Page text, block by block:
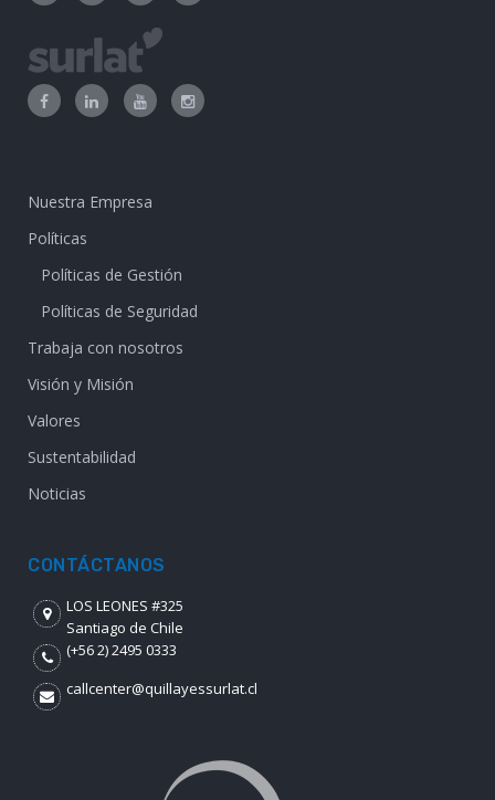
Nuestra Empresa
Políticas
Políticas de Gestión
Políticas de Seguridad
Trabaja con nosotros
Visión y Misión
Valores
Sustentabilidad
Noticias
CONTÁCTANOS
LOS LEONES #325
Santiago de Chile
(+56 2) 2495 0333
callcenter@quillayessurlat.cl